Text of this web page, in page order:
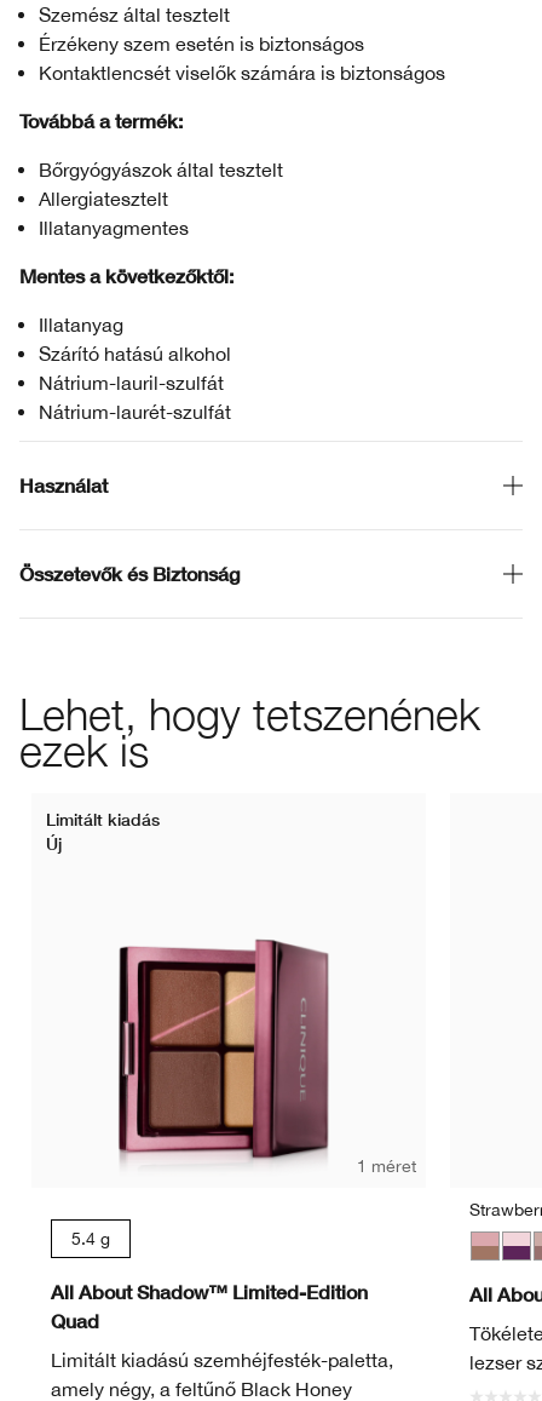
Szemész által tesztelt
Érzékeny szem esetén is biztonságos
Kontaktlencsét viselők számára is biztonságos
Továbbá a termék:
Bőrgyógyászok által tesztelt
Allergiatesztelt
Illatanyagmentes
Mentes a következőktől:
Illatanyag
Szárító hatású alkohol
Nátrium-lauril-szulfát
Nátrium-laurét-szulfát
Használat
Összetevők és Biztonság
Lehet, hogy tetszenének
ezek is
Limitált kiadás
Új
1 méret
5.4 g
All About Shadow™ Limited-Edition
Quad
Limitált kiadású szemhéjfesték-paletta,
amely négy, a feltűnő Black Honey
All
lezser